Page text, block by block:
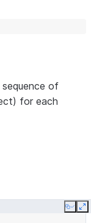
of
for each
Copy